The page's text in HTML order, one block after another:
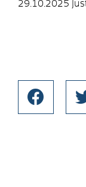
29.10.2025